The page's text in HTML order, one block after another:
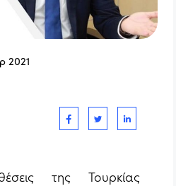
2021
της Τουρκίας